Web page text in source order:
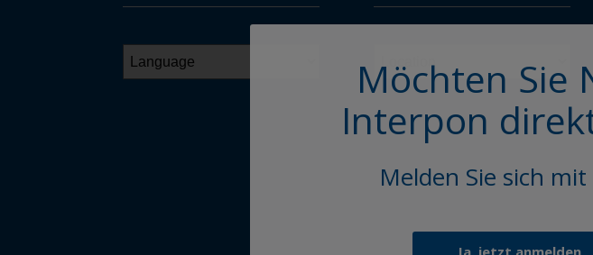
Möchten Sie
Interpon
Melden Sie sich
Ja, jetzt anmelden